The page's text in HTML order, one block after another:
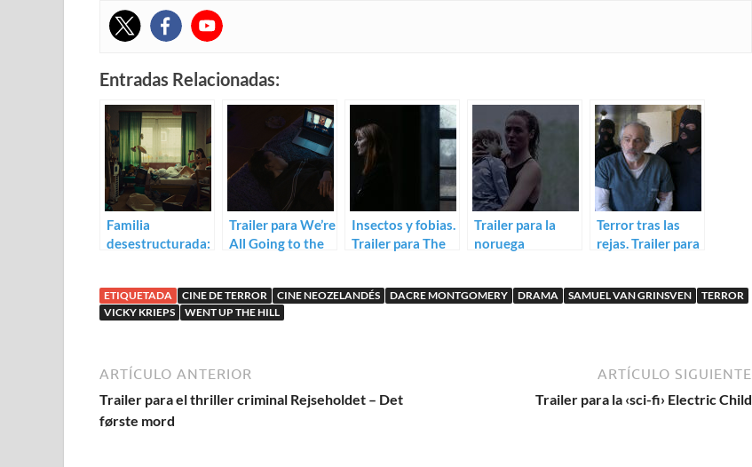
Entradas Relacionadas:
Familia
desestructurada:
Trailer para We’re
All Going to the
Insectos y fobias.
Trailer para The
Trailer para la
noruega
Terror tras las
rejas. Trailer para
ETIQUETADA CINE DE TERROR CINE NEOZELANDÉS DACRE MONTGOMERY DRAMA SAMUEL VAN GRINSVEN
TERROR
VICKY KRIEPS
WENT UP THE HILL
ARTÍCULO ANTERIOR
Trailer para el thriller criminal Rejseholdet – Det
første mord
ARTÍCULO SIGUIENTE
Trailer para la ‹sci-fi› Electric Child